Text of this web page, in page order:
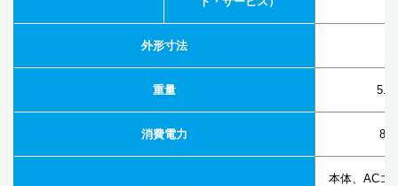
外形寸法
重量
消費電力
本体、ACコ